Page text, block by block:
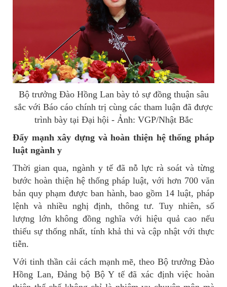
Bộ trưởng Đào Hồng Lan bày tỏ sự đồng thuận sâu
sắc với Báo cáo chính trị cùng các tham luận đã được
trình bày tại Đại hội - Ảnh: VGP/Nhật Bắc
Đẩy mạnh xây dựng và hoàn thiện hệ thống pháp
luật ngành y
Thời gian qua, ngành y tế đã nỗ lực rà soát và từng
bước hoàn thiện hệ thống pháp luật, với hơn 700 văn
bản quy phạm được ban hành, bao gồm 14 luật, pháp
lệnh và nhiều nghị định, thông tư. Tuy nhiên, số
lượng lớn không đồng nghĩa với hiệu quả cao nếu
thiếu sự thống nhất, tính khả thi và cập nhật với thực
tiễn.
Với tinh thần cải cách mạnh mẽ, theo Bộ trưởng Đào
Hồng Lan, Đảng bộ Bộ Y tế đã xác định việc hoàn